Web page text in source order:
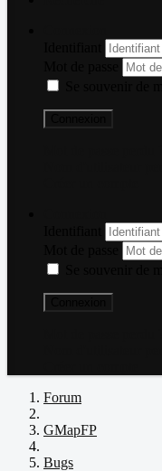
Forum
GMapFP
Bugs